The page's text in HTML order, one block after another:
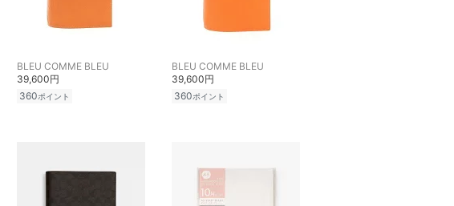
BLEU COMME BLEU
39,600円
360ポイント
BLEU COMME BLEU
39,600円
360ポイント